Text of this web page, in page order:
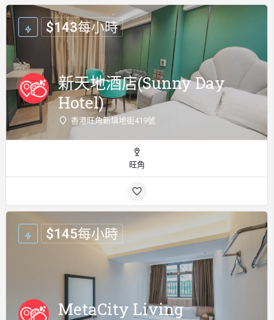
新天地酒店(Sunny Day
Hotel)
香港旺角新填地街419號
$143每小時
旺角
MetaCity Living
$145每小時